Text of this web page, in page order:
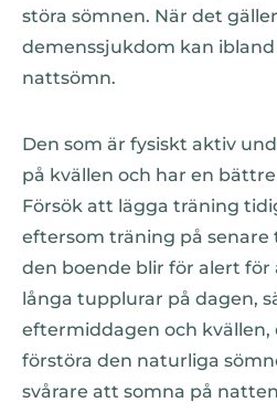
störa sömnen. När det
demenssjukdom kan
nattsömn.
Den som är fysiskt aktiv
på kvällen och har en
Försök att lägga träning
eftersom träning på
den boende blir för alert för
långa tupplurar på dagen,
eftermiddagen och kvällen,
förstöra den naturliga
svårare att somna på